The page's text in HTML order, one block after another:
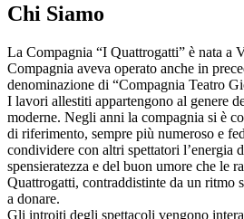
Chi Siamo
La Compagnia “I Quattrogatti” è nata a
Compagnia aveva operato anche in
denominazione di “Compagnia Teatro
I lavori allestiti appartengono al genere
moderne. Negli anni la compagnia si è
di riferimento, sempre più numeroso e
condividere con altri spettatori l’energia
spensieratezza e del buon umore che le
Quattrogatti, contraddistinte da un ritmo
a donare.
Gli introiti degli spettacoli vengono